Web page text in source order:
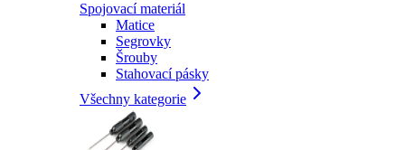
Spojovací materiál
Matice
Segrovky
Šrouby
Stahovací pásky
Všechny kategorie